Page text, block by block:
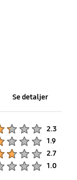
Se detaljer
2.3
1.9
2.7
1.0